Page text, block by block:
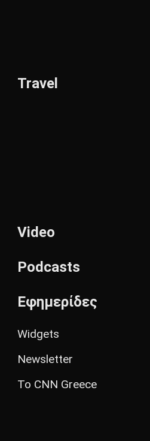
Travel
Video
Podcasts
Εφημερίδες
Widgets
Newsletter
Το CNN Greece